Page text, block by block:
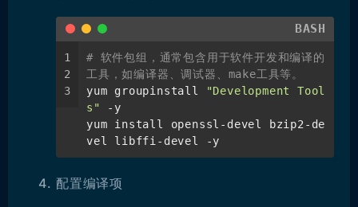
BASH
1
2
3
# 软件包组，通常包含用于软件开发和编译的
工具，如编译器、调试器、make工具等。
yum groupinstall
"Development Tool
s"
-y
yum install openssl-devel bzip2-de
vel libffi-devel -y
配置编译项